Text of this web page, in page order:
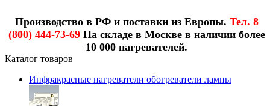
Производство в РФ и поставки из Европы. Тел. 8
(800) 444-73-69На складе в Москве в наличии более
10 000 нагревателей.
Каталог товаров
Инфракрасные нагреватели обогреватели лампы